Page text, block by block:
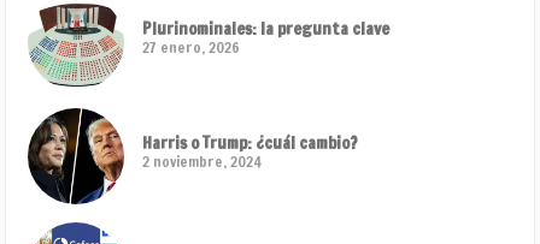
Plurinominales: la pregunta clave
27 enero, 2026
Harris o Trump: ¿cuál cambio?
2 noviembre, 2024